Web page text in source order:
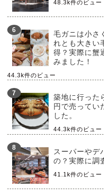
48.3k件のビュー
毛ガニは小さ
れとも大きい
得？実際に蟹
みました！
44.3k件のビュー
築地に行った
円で売ってい
した。
44.3k件のビュー
スーパーやデ
の？実際に調
41.1k件のビュー